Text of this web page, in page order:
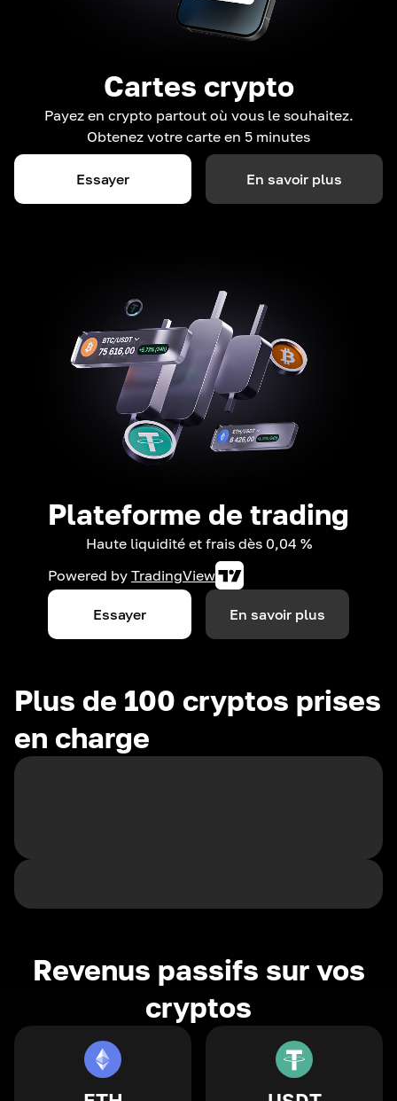
Cartes crypto
Payez en crypto partout où vous le souhaitez.
Obtenez votre carte en 5 minutes
Essayer En savoir plus
Plateforme de trading
Haute liquidité et frais dès 0,04 %
Powered by TradingView
Essayer En savoir plus
Plus de 100 cryptos prises
en charge
Revenus passifs sur vos
cryptos